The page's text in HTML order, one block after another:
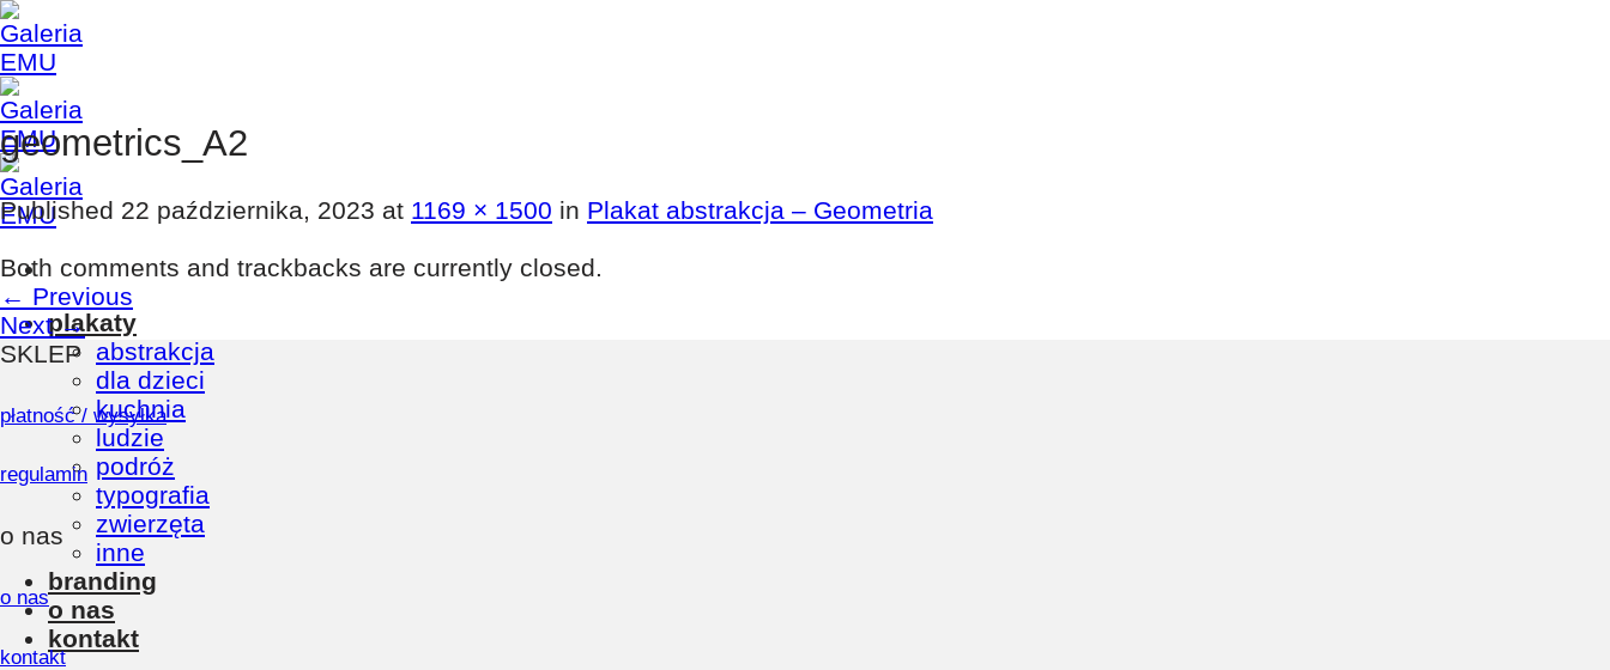
Skip
to
content
plakaty
abstrakcja
dla dzieci
kuchnia
ludzie
podróż
typografia
zwierzęta
inne
branding
o nas
kontakt
geometrics_A2
Published 22 października, 2023 at 1169 × 1500 in Plakat abstrakcja – Geometria
Both comments and trackbacks are currently closed.
← Previous
Next→
SKLEP
płatność / wysyłka
regulamin
o nas
o nas
kontakt